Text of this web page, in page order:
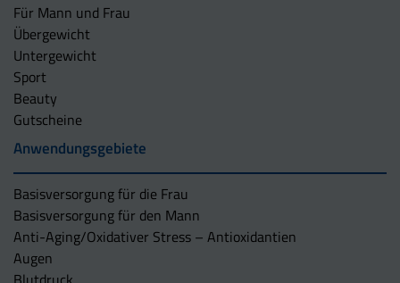
Für Mann und Frau
Übergewicht
Untergewicht
Sport
Beauty
Gutscheine
Anwendungsgebiete
Basisversorgung für die Frau
Basisversorgung für den Mann
Anti-Aging/Oxidativer Stress – Antioxidantien
Augen